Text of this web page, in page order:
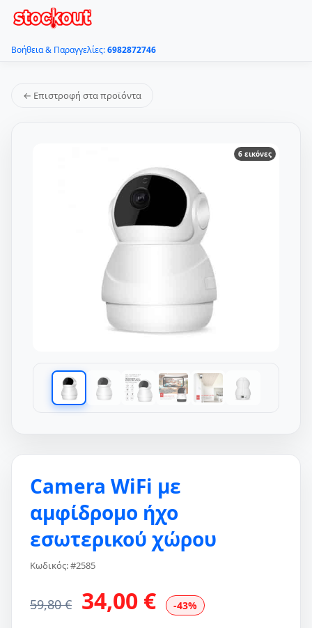
Βοήθεια & Παραγγελίες:6982872746
← Επιστροφή στα προϊόντα
6 εικόνες
Camera WiFi με
αμφίδρομο ήχο
εσωτερικού χώρου
Κωδικός: #2585
59,80 € 34,00 € -43%